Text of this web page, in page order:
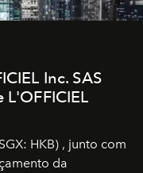
Inc. SAS
HKB) , junto com
da